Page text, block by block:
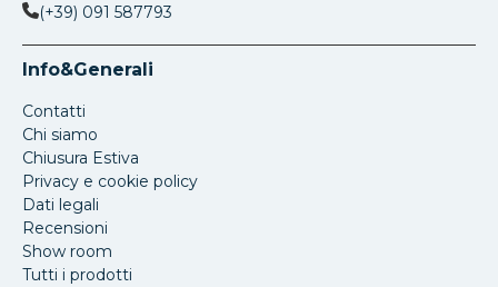
(+39) 091 587793
Info&Generali
Contatti
Chi siamo
Chiusura Estiva
Privacy e cookie policy
Dati legali
Recensioni
Show room
Tutti i prodotti